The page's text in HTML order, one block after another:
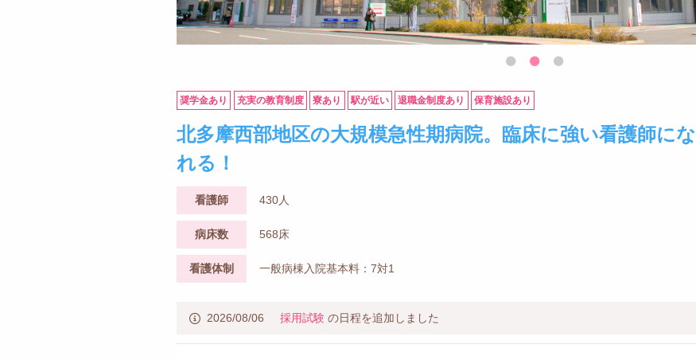
奨学金あり 充実の教育制度 寮あり 駅が近い 退職金制度あり 保育施設あり
北多摩西部地区の大規模急性期病院。臨床に強い看護師にな
れる！
看護師 430人
病床数 568床
看護体制 一般病棟入院基本料：7対1
2026/08/06 採用試験 の日程を追加しました